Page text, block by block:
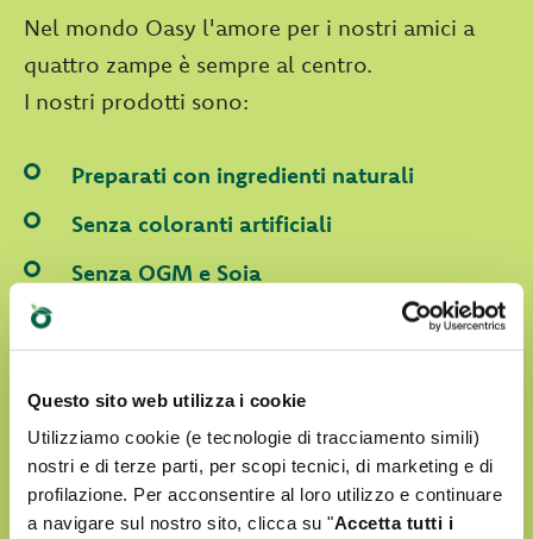
Questo sito web utilizza i cookie
Utilizziamo cookie (e tecnologie di tracciamento simili)
nostri e di terze parti, per scopi tecnici, di marketing e di
profilazione. Per acconsentire al loro utilizzo e continuare
a navigare sul nostro sito, clicca su "Accetta tutti i
Nel mondo Oasy l'amore per i nostri amici a
quattro zampe è sempre al centro.
I nostri prodotti sono:
Preparati con ingredienti naturali
Senza coloranti artificiali
Senza OGM e Soia